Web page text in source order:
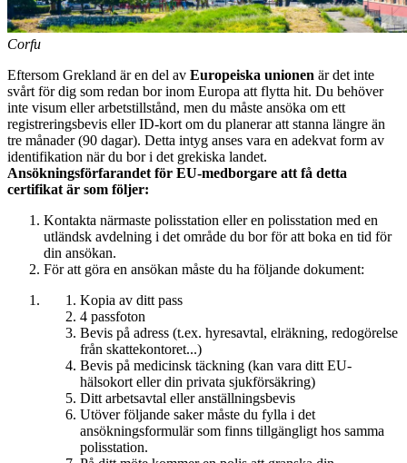
Corfu
Eftersom Grekland är en del av Europeiska unionen är det inte
svårt för dig som redan bor inom Europa att flytta hit. Du behöver
inte visum eller arbetstillstånd, men du måste ansöka om ett
registreringsbevis eller ID-kort om du planerar att stanna längre än
tre månader (90 dagar). Detta intyg anses vara en adekvat form av
identifikation när du bor i det grekiska landet.
Ansökningsförfarandet för EU-medborgare att få detta
certifikat är som följer:
Kontakta närmaste polisstation eller en polisstation med en
utländsk avdelning i det område du bor för att boka en tid för
din ansökan.
För att göra en ansökan måste du ha följande dokument:
Kopia av ditt pass
4 passfoton
Bevis på adress (t.ex. hyresavtal, elräkning, redogörelse
från skattekontoret...)
Bevis på medicinsk täckning (kan vara ditt EU-
hälsokort eller din privata sjukförsäkring)
Ditt arbetsavtal eller anställningsbevis
Utöver följande saker måste du fylla i det
ansökningsformulär som finns tillgängligt hos samma
polisstation.